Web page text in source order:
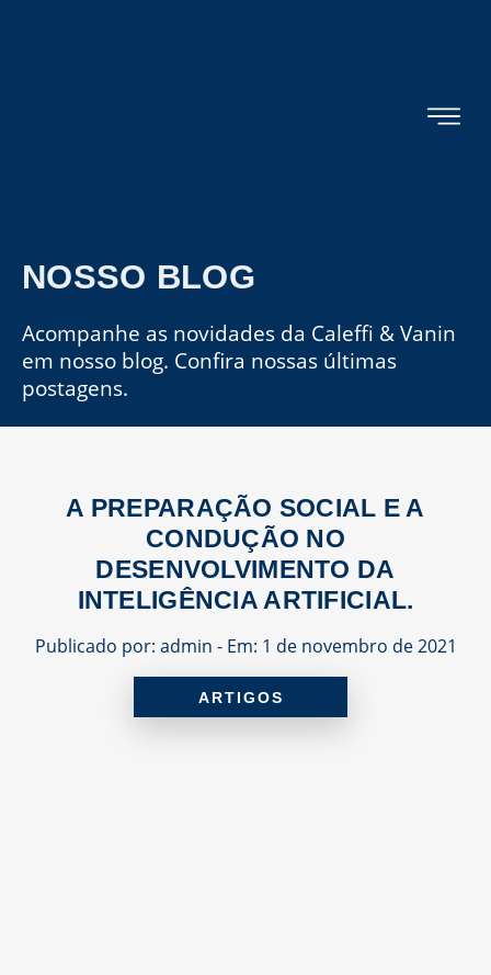
NOSSO BLOG
Acompanhe as novidades da Caleffi & Vanin
em nosso blog. Confira nossas últimas
postagens.
A PREPARAÇÃO SOCIAL E A
CONDUÇÃO NO
DESENVOLVIMENTO DA
INTELIGÊNCIA ARTIFICIAL.
Publicado por: admin - Em: 1 de novembro de 2021
ARTIGOS